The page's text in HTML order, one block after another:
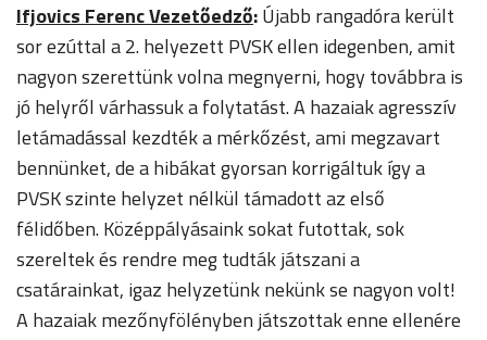
Ifjovics Ferenc Vezetőedző:Újabb rangadóra került
sor ezúttal a 2. helyezett PVSK ellen idegenben, amit
nagyon szerettünk volna megnyerni, hogy továbbra is
jó helyről várhassuk a folytatást. A hazaiak agresszív
letámadással kezdték a mérkőzést, ami megzavart
bennünket, de a hibákat gyorsan korrigáltuk így a
PVSK szinte helyzet nélkül támadott az első
félidőben. Középpályásaink sokat futottak, sok
szereltek és rendre meg tudták játszani a
csatárainkat, igaz helyzetünk nekünk se nagyon volt!
A hazaiak mezőnyfölényben játszottak enne ellenére